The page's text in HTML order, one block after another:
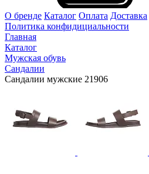
О бренде Каталог Оплата Доставка
Политика конфидициальности
Главная
Каталог
Мужская обувь
Сандалии
Сандалии мужские 21906